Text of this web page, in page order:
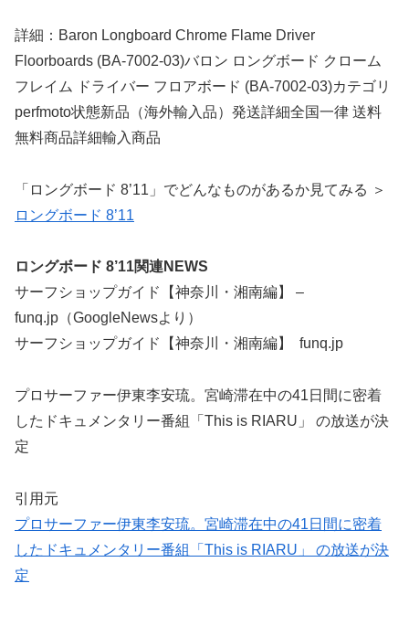
詳細：Baron Longboard Chrome Flame Driver
Floorboards (BA-7002-03)バロン ロングボード クローム
フレイム ドライバー フロアボード (BA-7002-03)カテゴリ
perfmoto状態新品（海外輸入品）発送詳細全国一律 送料
無料商品詳細輸入商品
「ロングボード 8’11」でどんなものがあるか見てみる ＞
ロングボード 8’11
ロングボード 8’11関連NEWS
サーフショップガイド【神奈川・湘南編】 –
funq.jp（GoogleNewsより）
サーフショップガイド【神奈川・湘南編】 funq.jp
プロサーファー伊東李安琉。宮崎滞在中の41日間に密着
したドキュメンタリー番組「This is RIARU」 の放送が決
定
引用元
プロサーファー伊東李安琉。宮崎滞在中の41日間に密着
したドキュメンタリー番組「This is RIARU」 の放送が決
定